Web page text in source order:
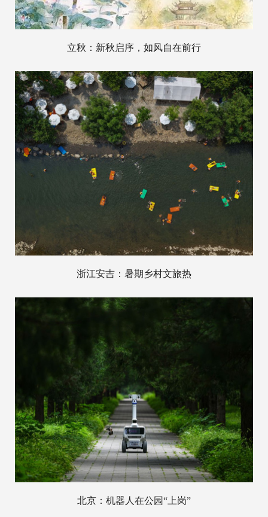
立秋：新秋启序，如风自在前行
浙江安吉：暑期乡村文旅热
北京：机器人在公园“上岗”